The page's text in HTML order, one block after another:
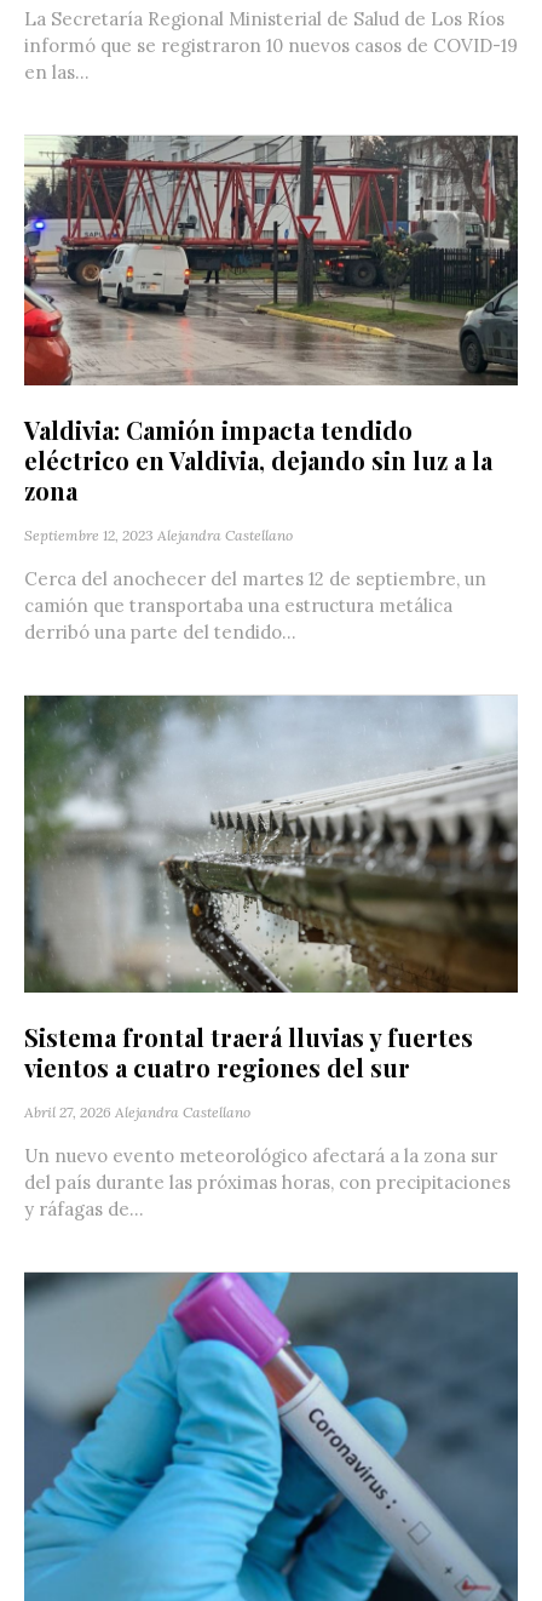
La Secretaría Regional Ministerial de Salud de Los Ríos
informó que se registraron 10 nuevos casos de COVID-19
en las...
Valdivia: Camión impacta tendido
eléctrico en Valdivia, dejando sin luz a la
zona
Septiembre 12, 2023 Alejandra Castellano
Cerca del anochecer del martes 12 de septiembre, un
camión que transportaba una estructura metálica
derribó una parte del tendido...
Sistema frontal traerá lluvias y fuertes
vientos a cuatro regiones del sur
Abril 27, 2026 Alejandra Castellano
Un nuevo evento meteorológico afectará a la zona sur
del país durante las próximas horas, con precipitaciones
y ráfagas de...